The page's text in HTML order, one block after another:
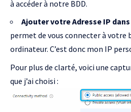
à accéder à notre BDD.
Ajouter votre Adresse IP
permet de vous connecter à votre
ordinateur. C’est donc mon IP
Pour plus de clarté, voici une
que j’ai choisi :